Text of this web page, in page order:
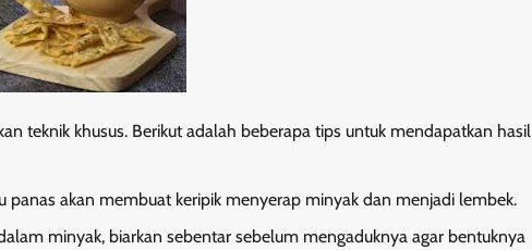
teknik khusus. Berikut adalah beberapa tips untuk mendapatkan hasil
panas akan membuat keripik menyerap minyak dan menjadi lembek.
minyak, biarkan sebentar sebelum mengaduknya agar bentuknya